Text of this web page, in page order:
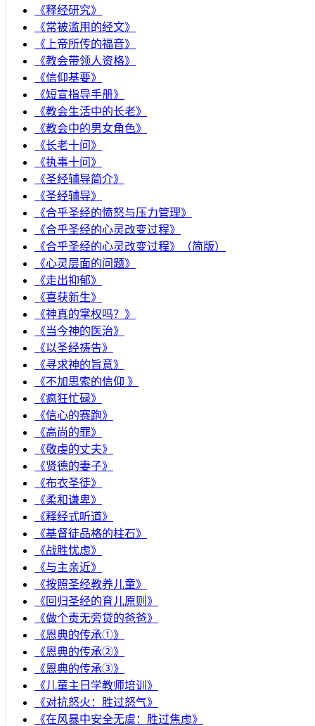
《释经研究》
《常被滥用的经文》
《上帝所传的福音》
《教会带领人资格》
《信仰基要》
《短宣指导手册》
《教会生活中的长老》
《教会中的男女角色》
《长老十问》
《执事十问》
《圣经辅导简介》
《圣经辅导》
​《合乎圣经的愤怒与压力管理》
《合乎圣经的心灵改变过程》
《合乎圣经的心灵改变过程》（简版）
《心灵层面的问题》
《走出抑郁》
《喜获新生》
《神真的掌权吗？》
《当今神的医治》
《以圣经祷告》
《寻求神的旨意》
《不加思索的信仰 》
《疯狂忙碌》
《信心的赛跑》
《高尚的罪》
《敬虔的丈夫》
《贤德的妻子》
《布衣圣徒》
《柔和谦卑》
《释经式听道》
《基督徒品格的柱石》
《战胜忧虑》
《与主亲近》
《按照圣经教养儿童》
《回归圣经的育儿原则》
《做个责无旁贷的爸爸》
《恩典的传承①》
《恩典的传承②》
《恩典的传承③》
《儿童主日学教师培训》
《对抗怒火：胜过怒气》
《在风暴中安全无虞：胜过焦虑》